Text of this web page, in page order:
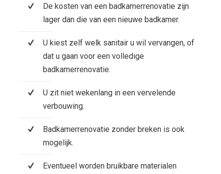
De kosten van een badkamerrenovatie zijn
lager dan die van een nieuwe badkamer.
U kiest zelf welk sanitair u wil vervangen, of
dat u gaan voor een volledige
badkamerrenovatie.
U zit niet wekenlang in een vervelende
verbouwing.
Badkamerrenovatie zonder breken is ook
mogelijk.
Eventueel worden bruikbare materialen